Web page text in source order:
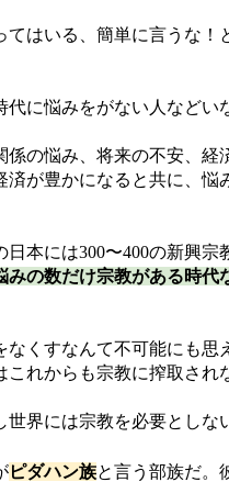
てはいる、簡単に言うな！
代に悩みをがない人などい
係の悩み、将来の不安、経
済が豊かになると共に、悩
日本には300〜400の新興宗
みの数だけ宗教がある時代
なくすなんて不可能にも思
これからも宗教に搾取され
世界には宗教を必要としな
ピダハン族と言う部族だ。